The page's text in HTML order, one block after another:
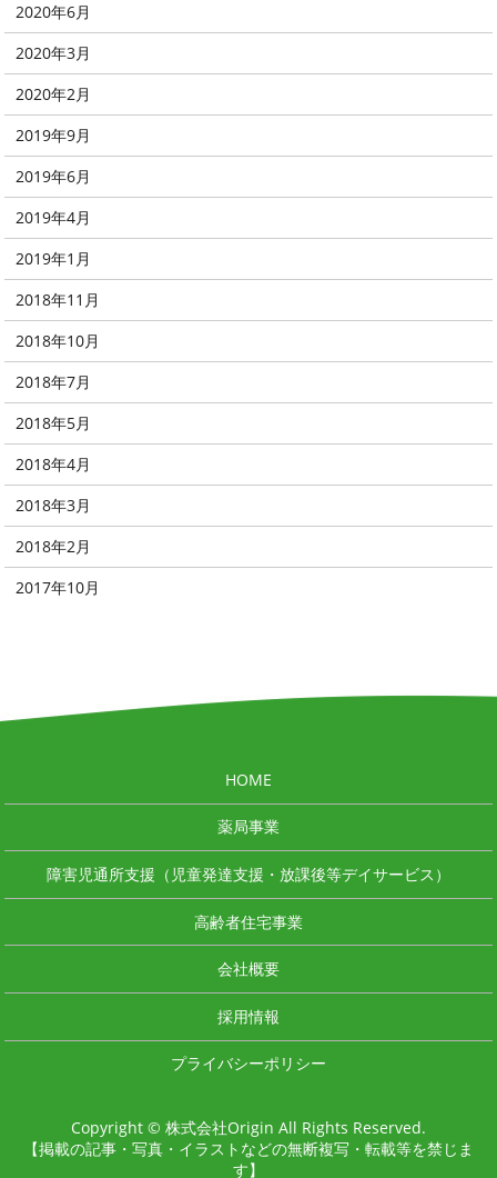
2020年6月
2020年3月
2020年2月
2019年9月
2019年6月
2019年4月
2019年1月
2018年11月
2018年10月
2018年7月
2018年5月
2018年4月
2018年3月
2018年2月
2017年10月
HOME
薬局事業
障害児通所支援（児童発達支援・放課後等デイサービス）
高齢者住宅事業
会社概要
採用情報
プライバシーポリシー
Copyright © 株式会社Origin All Rights Reserved.
【掲載の記事・写真・イラストなどの無断複写・転載等を禁じま
す】